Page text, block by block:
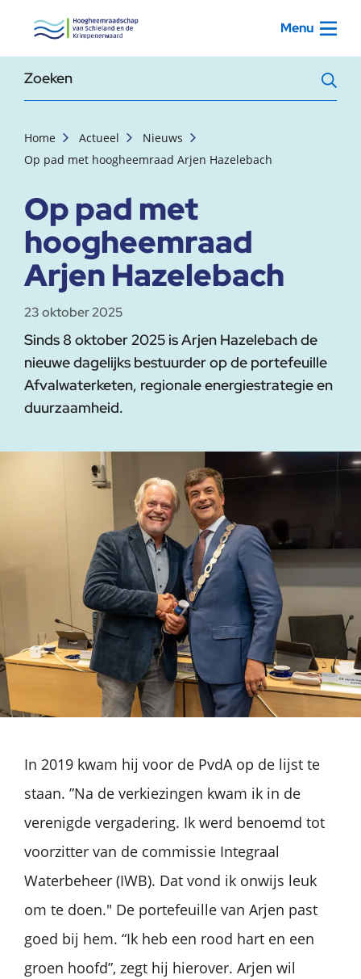
, startpagina Menu
Zoekterm
Home Actueel
Nieuws
Op pad met hoogheemraad Arjen Hazelebach
Op pad met
hoogheemraad
Arjen Hazelebach
23 oktober 2025
Sinds 8 oktober 2025 is Arjen Hazelebach de
nieuwe dagelijks bestuurder op de portefeuille
Afvalwaterketen, regionale energiestrategie en
duurzaamheid.
In 2019 kwam hij voor de PvdA op de lijst te
staan. ”Na de verkiezingen kwam ik in de
verenigde vergadering. Ik werd benoemd tot
voorzitter van de commissie Integraal
Waterbeheer (IWB). Dat vond ik onwijs leuk
om te doen." De portefeuille van Arjen past
goed bij hem. “Ik heb een rood hart en een
groen hoofd”, zegt hij hierover. Arjen wil